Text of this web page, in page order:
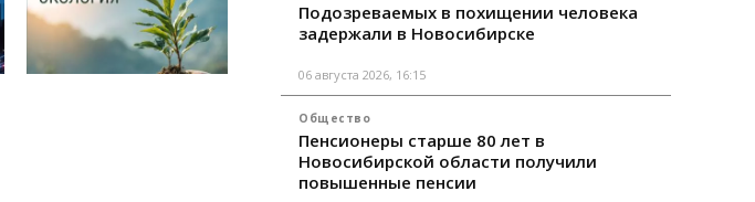
Подозреваемых в похищении человека
задержали в Новосибирске
06 августа 2026, 16:15
Общество
Пенсионеры старше 80 лет в
Новосибирской области получили
повышенные пенсии